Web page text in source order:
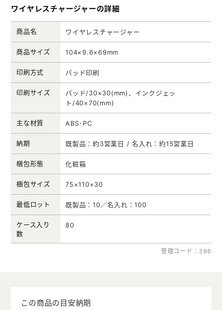
ノベルティグッズ本舗
ワイヤレスチャージャーの詳細
商品名 ワイヤレスチャージャー
商品サイズ 104×9.6×69mm
印刷方式 パッド印刷
印刷サイズ
パッド/30×30(mm)、インクジェッ
ト/40×70(mm)
主な材質 ABS･PC
納期 既製品：約3営業日 / 名入れ：約15営業日
梱包形態 化粧箱
梱包サイズ 75×110×30
最低ロット 既製品：10／名入れ：100
ケース入り
数
80
管理コード：398
この商品の目安納期